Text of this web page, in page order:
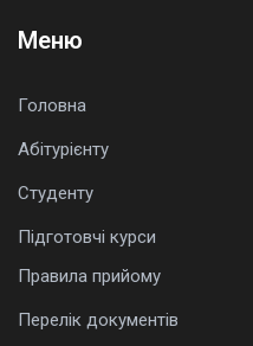
Меню
Головна
Абітурієнту
Студенту
Підготовчі курси
Правила прийому
Перелік документів